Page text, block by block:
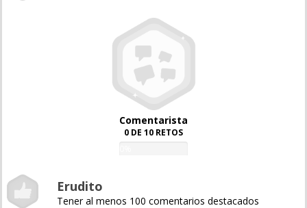
Comentarista
0 DE 10 RETOS
Erudito
Tener al menos 100 comentarios destacados